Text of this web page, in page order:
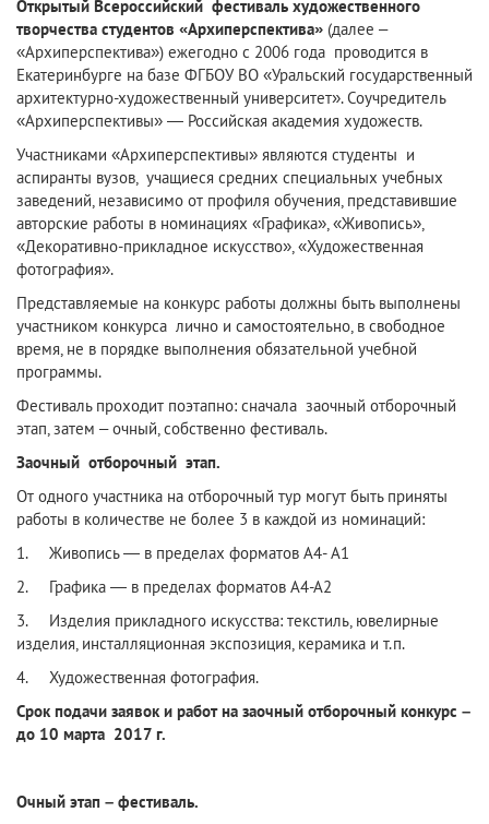
Открытый Всероссийский фестиваль художественного
творчества студентов «Архиперспектива» (далее –
«Архиперспектива») ежегодно с 2006 года проводится в
Екатеринбурге на базе ФГБОУ ВО «Уральский государственный
архитектурно-художественный университет». Соучредитель
«Архиперспективы» — Российская академия художеств.
Участниками «Архиперспективы» являются студенты и
аспиранты вузов, учащиеся средних специальных учебных
заведений, независимо от профиля обучения, представившие
авторские работы в номинациях «Графика», «Живопись»,
«Декоративно-прикладное искусство», «Художественная
фотография».
Представляемые на конкурс работы должны быть выполнены
участником конкурса лично и самостоятельно, в свободное
время, не в порядке выполнения обязательной учебной
программы.
Фестиваль проходит поэтапно: сначала заочный отборочный
этап, затем – очный, собственно фестиваль.
Заочный отборочный этап.
От одного участника на отборочный тур могут быть приняты
работы в количестве не более 3 в каждой из номинаций:
1. Живопись — в пределах форматов А4- А1
2. Графика — в пределах форматов А4-А2
3. Изделия прикладного искусства: текстиль, ювелирные
изделия, инсталляционная экспозиция, керамика и т.п.
4. Художественная фотография.
Срок подачи заявок и работ на заочный отборочный конкурс –
до 10 марта 2017 г.
Очный этап – фестиваль.